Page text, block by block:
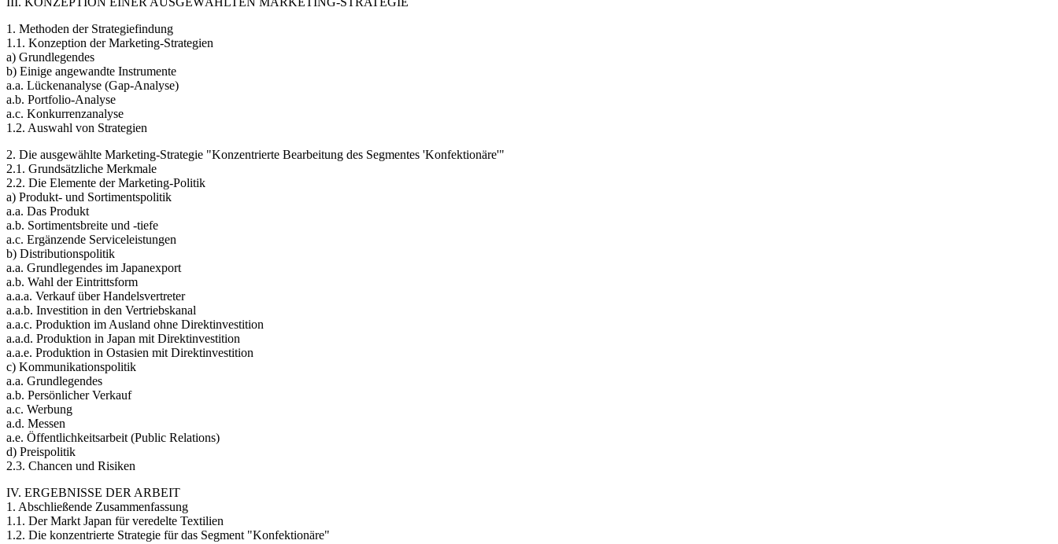
1. Methoden der Strategiefindung
1.1. Konzeption der Marketing-Strategien
a) Grundlegendes
b) Einige angewandte Instrumente
a.a. Lückenanalyse (Gap-Analyse)
a.b. Portfolio-Analyse
a.c. Konkurrenzanalyse
1.2. Auswahl von Strategien
2. Die ausgewählte Marketing-Strategie "Konzentrierte Bearbeitung des Segmentes 'Konfektionäre'"
2.1. Grundsätzliche Merkmale
2.2. Die Elemente der Marketing-Politik
a) Produkt- und Sortimentspolitik
a.a. Das Produkt
a.b. Sortimentsbreite und -tiefe
a.c. Ergänzende Serviceleistungen
b) Distributionspolitik
a.a. Grundlegendes im Japanexport
a.b. Wahl der Eintrittsform
a.a.a. Verkauf über Handelsvertreter
a.a.b. Investition in den Vertriebskanal
a.a.c. Produktion im Ausland ohne Direktinvestition
a.a.d. Produktion in Japan mit Direktinvestition
a.a.e. Produktion in Ostasien mit Direktinvestition
c) Kommunikationspolitik
a.a. Grundlegendes
a.b. Persönlicher Verkauf
a.c. Werbung
a.d. Messen
a.e. Öffentlichkeitsarbeit (Public Relations)
d) Preispolitik
2.3. Chancen und Risiken
IV. ERGEBNISSE DER ARBEIT
1. Abschließende Zusammenfassung
1.1. Der Markt Japan für veredelte Textilien
1.2. Die konzentrierte Strategie für das Segment "Konfektionäre"